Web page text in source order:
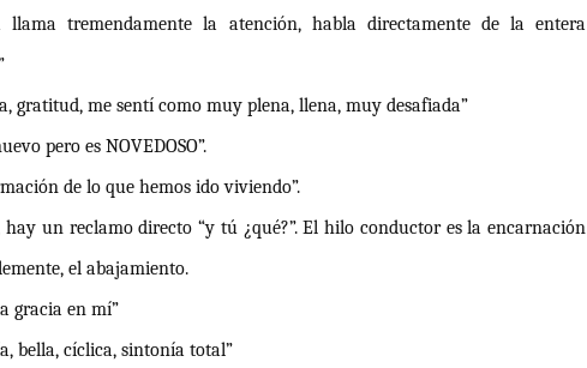
llama tremendamente la atención, habla directamente de la entera
gratitud, me sentí como muy plena, llena, muy desafiada”
pero es NOVEDOSO”.
de lo que hemos ido viviendo”.
hay un reclamo directo “y tú ¿qué?”. El hilo conductor es la encarnación
el abajamiento.
gracia en mí”
bella, cíclica, sintonía total”